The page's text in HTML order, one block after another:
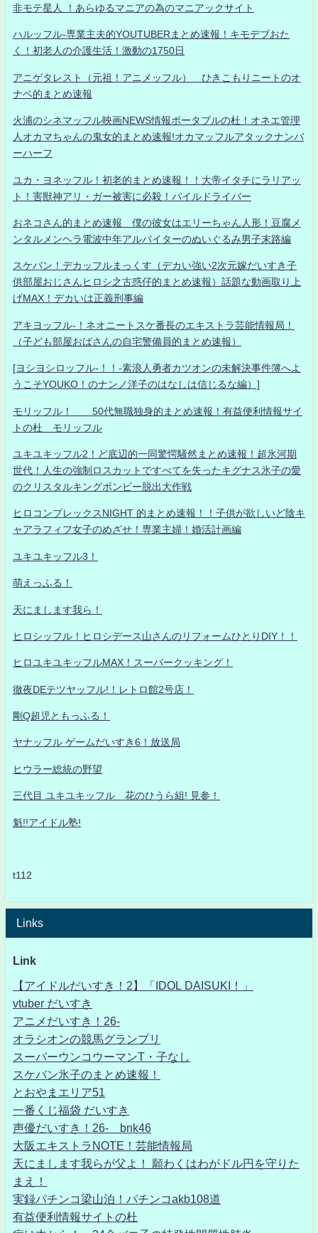
非モテ星人 ！あらゆるマニアの為のマニアックサイト
ハルッフル-専業主夫的YOUTUBERまとめ速報！キモデブおた
く！初老人の介護生活！激動の1750日
アニゲタレスト（元祖！アニメッフル） ひきこもりニートのオ
ナベ的まとめ速報
火浦のシネマッフル映画NEWS情報ポータブルの杜！オネエ管理
人オカマちゃんの鬼女的まとめ速報!オカマッフルアタックナンバ
ーハーフ
ユカ・ヨネッフル！初老的まとめ速報！！大帝イタチにラリアッ
ト！害獣神アリ・ガー被害に必殺！パイルドライバー
おネコさん的まとめ速報 僕の彼女はエリーちゃん人形！豆腐メ
ンタルメンヘラ電波中年アルバイターのぬいぐるみ男子末路編
スケバン！デカッフルまっくす（デカい強い2次元嫁だいすき子
供部屋おじさんヒロシ之古惑仔的まとめ速報）話題な動画取り上
げMAX！デカいは正義刑事編
アキヨッフル-！ネオニートスケ番長のエキストラ芸能情報局！
（子ども部屋おばさんの自宅警備員的まとめ速報）
[ヨシヨシロッフル-！！-素浪人勇者カツオンの未解決事件簿へよ
うこそYOUKO！のナンノ洋子のはなしは信じるな編）]
モリッフル！ 50代無職独身的まとめ速報！有益便利情報サイ
トの杜 モリッフル
ユキユキッフル2！ど底辺的一同驚愕騒然まとめ速報！超氷河期
世代！人生の強制ロスカットですべてを失ったキグナス氷子の愛
のクリスタルキングボンビー脱出大作戦
ヒロコンプレックスNIGHT 的まとめ速報！！子供が欲しいど陰キ
ャアラフィフ女子のめざせ！専業主婦！婚活計画編
ユキユキッフル3！
萌えっふる！
天にまします我ら！
ヒロシッフル！ヒロシデース山さんのリフォームひとりDIY！！
ヒロユキユキッフルMAX！スーパークッキング！
徹夜DEテツヤッフル!！レトロ館2号店！
剛Q超児ともっふる！
ヤナッフル ゲームだいすき6！放送局
ヒウラー総統の野望
三代目 ユキユキッフル 花のひうら組! 見参！
魁!!アイドル塾!
t112
Links
Link
【アイドルだいすき！2】「IDOL DAISUKI！」
vtuber だいすき
アニメだいすき！26-
オラシオンの競馬グランプリ
スーパーウンコウーマンT・子なし
スケバン氷子のまとめ速報！
とおやまエリア51
一番くじ福袋 だいすき
声優だいすき！26- bnk46
大阪エキストラNOTE！芸能情報局
天にまします我らが父よ！ 願わくはわがドル円を守りた
まえ！
実録パチンコ梁山泊！パチンコakb108道
有益便利情報サイトの杜